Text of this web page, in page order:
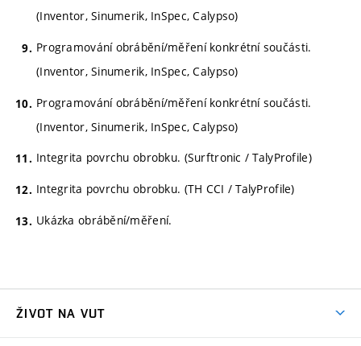
(Inventor, Sinumerik, InSpec, Calypso)
Programování obrábění/měření konkrétní součásti.
(Inventor, Sinumerik, InSpec, Calypso)
Programování obrábění/měření konkrétní součásti.
(Inventor, Sinumerik, InSpec, Calypso)
Integrita povrchu obrobku. (Surftronic / TalyProfile)
Integrita povrchu obrobku. (TH CCI / TalyProfile)
Ukázka obrábění/měření.
ŽIVOT NA VUT